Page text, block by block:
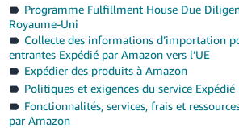
Programme Fulfillment House Due
Royaume-Uni
Collecte des informations d’importation
entrantes Expédié par Amazon vers l’UE
Expédier des produits à Amazon
Politiques et exigences du service
Fonctionnalités, services, frais et
par Amazon